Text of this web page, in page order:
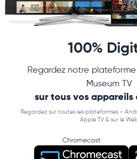
100%
Regardez notre
Museum TV
sur tous vos appareils
Regardez sur toutes les plateformes –
Apple TV & sur le
Chromecast